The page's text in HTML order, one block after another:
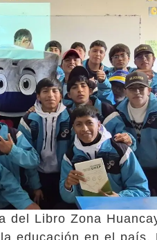
del Libro Zona
educación en el país,